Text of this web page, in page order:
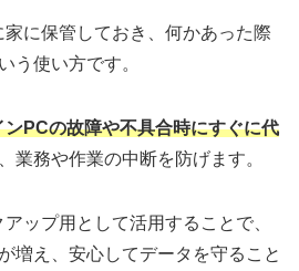
に保管しておき、何かあった際
う使い方です。
ンPCの故障や不具合時にすぐに代
業務や作業の中断を防げます。
ップ用として活用することで、
増え、安心してデータを守ること